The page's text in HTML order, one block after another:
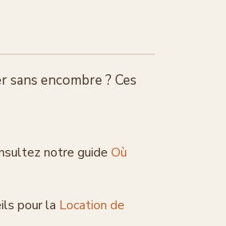
encombre ? Ces
notre guide Où
pour la Location de